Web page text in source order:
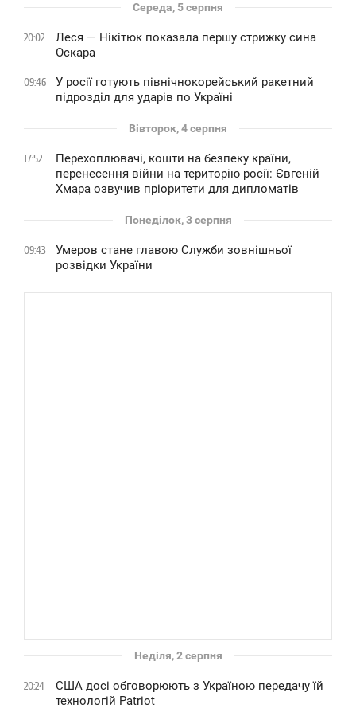
Середа, 5 серпня
20:02
Леся — Нікітюк показала першу стрижку сина
Оскара
09:46
У росії готують північнокорейський ракетний
підрозділ для ударів по Україні
Вівторок, 4 серпня
17:52
Перехоплювачі, кошти на безпеку країни,
перенесення війни на територію росії: Євгеній
Хмара озвучив пріоритети для дипломатів
Понеділок, 3 серпня
09:43
Умеров стане главою Служби зовнішньої
розвідки України
Неділя, 2 серпня
20:24
США досі обговорюють з Україною передачу їй
технологій Patriot